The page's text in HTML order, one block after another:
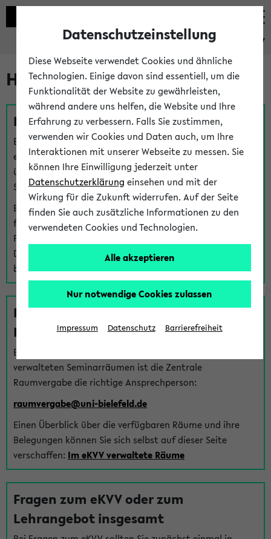
eKVV
Hilfe & Kontakt
Fragen zu einzelnen Veranstaltungen
Bei inhaltlichen und organisatorischen Fragen zu
einzelnen Veranstaltungen finden Sie Ansprechpersonen
über denFragen-Link bei jeder Veranstaltung. Der BIS
Support kann hier meist keine direkte Hilfe leisten.
Bei Veranstaltungen mit eKVV Teilnahmemanagement
finden Sie eine Auskunft über die Personen, die Ihre
Platzzuteilung im eKVV eingetragen haben, auf der
Detailseite zum Teilnahmemanagement der
betreffenden Veranstaltung.
Fragen zu im eKVV verwalteten
Räumen
Bei Fragen zur Vergabe von Hörsälen und vom eKVV
verwalteten Seminarräumen ist die Zentrale
Raumvergabe die richtige Ansprechperson:
raumvergabe@uni-bielefeld.de
Einen Überblick über die verfügbaren Räume und ihre
Belegungen können Sie sich selbst auf dieser Seite
verschaffen: Im eKVV verwaltete Räume
Fragen zum eKVV oder zum
Lehrangebot insgesamt
Datenschutzeinstellung
Diese Webseite verwendet Cookies und ähnliche
Technologien. Einige davon sind essentiell, um die
Funktionalität der Website zu gewährleisten,
während andere uns helfen, die Website und Ihre
Erfahrung zu verbessern. Falls Sie zustimmen,
verwenden wir Cookies und Daten auch, um Ihre
Interaktionen mit unserer Webseite zu messen. Sie
können Ihre Einwilligung jederzeit unter
Datenschutzerklärung einsehen und mit der
Wirkung für die Zukunft widerrufen. Auf der Seite
finden Sie auch zusätzliche Informationen zu den
verwendeten Cookies und Technologien.
Alle akzeptieren
Nur notwendige Cookies zulassen
Impressum Datenschutz Barrierefreiheit